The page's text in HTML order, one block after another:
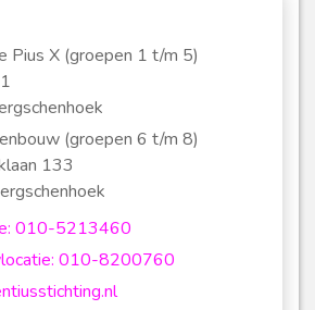
Pius X (groepen 1 t/m 5)
(groepen 6 t/m 8)
133
010-5213460
010-8200760